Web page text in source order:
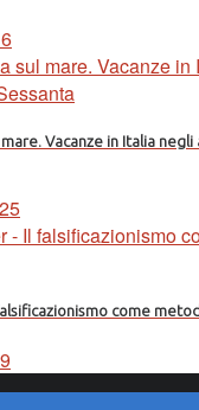
Vacanze in Italia negli
come